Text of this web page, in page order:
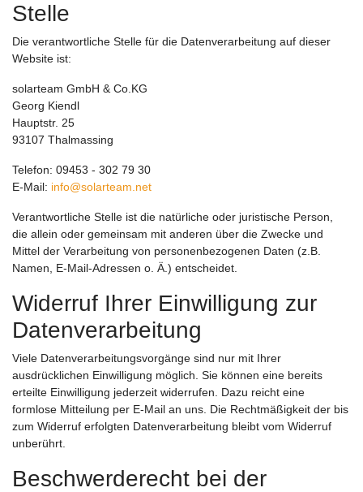
Stelle
Die verantwortliche Stelle für die Datenverarbeitung auf dieser
Website ist:
solarteam GmbH & Co.KG
Georg Kiendl
Hauptstr. 25
93107 Thalmassing
Telefon: 09453 - 302 79 30
E-Mail: info@solarteam.net
Verantwortliche Stelle ist die natürliche oder juristische Person,
die allein oder gemeinsam mit anderen über die Zwecke und
Mittel der Verarbeitung von personenbezogenen Daten (z.B.
Namen, E-Mail-Adressen o. Ä.) entscheidet.
Widerruf Ihrer Einwilligung zur
Datenverarbeitung
Viele Datenverarbeitungsvorgänge sind nur mit Ihrer
ausdrücklichen Einwilligung möglich. Sie können eine bereits
erteilte Einwilligung jederzeit widerrufen. Dazu reicht eine
formlose Mitteilung per E-Mail an uns. Die Rechtmäßigkeit der bis
zum Widerruf erfolgten Datenverarbeitung bleibt vom Widerruf
unberührt.
Beschwerderecht bei der